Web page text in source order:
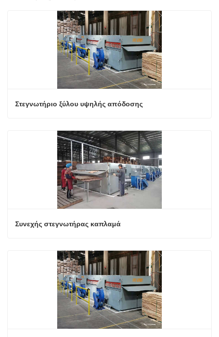
Στεγνωτήριο ξύλου υψηλής απόδοσης
Συνεχής στεγνωτήρας καπλαμά